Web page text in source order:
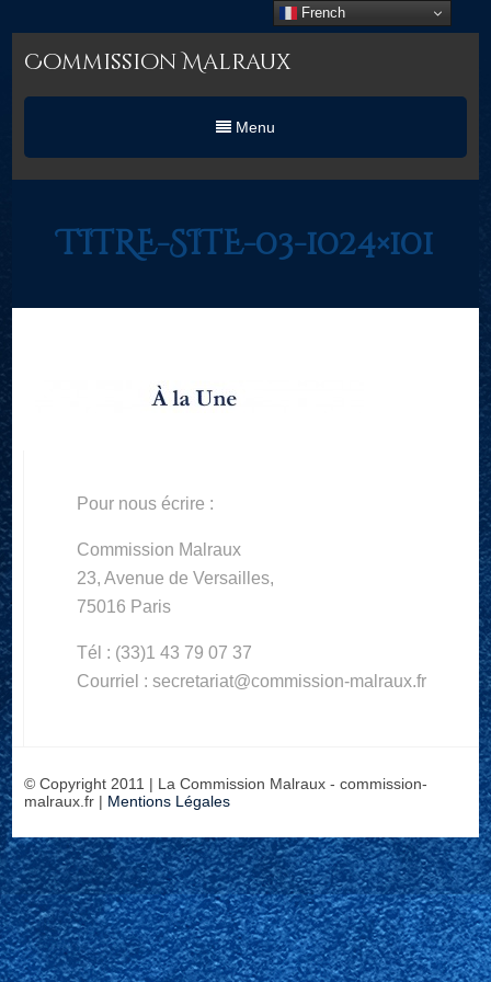
Commission Malraux
Menu
TITRE-SITE-03-1024×101
Pour nous écrire :
Commission Malraux
23, Avenue de Versailles,
75016 Paris
Tél : (33)1 43 79 07 37
Courriel : secretariat@commission-malraux.fr
© Copyright 2011 | La Commission Malraux - commission-
malraux.fr | Mentions Légales
French